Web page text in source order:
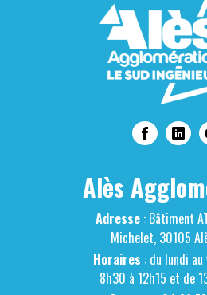
Alès
Adresse : Bâtiment
Michelet, 30105
Horaires : du lundi
8h30 à 12h15 et de